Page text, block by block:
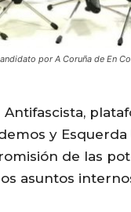
por A Coruña de En
y
de las
asuntos